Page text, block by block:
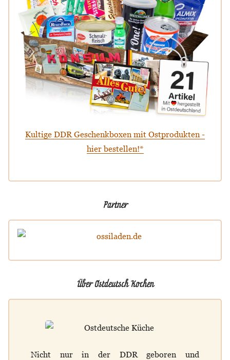
Kultige DDR Geschenkboxen mit Ostprodukten -
hier bestellen!*
Partner
Über Ostdeutsch Kochen
Nicht nur in der DDR geboren und